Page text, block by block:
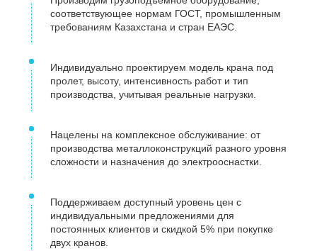
соответствующее нормам ГОСТ, промышленным
требованиям Казахстана и стран ЕАЭС.
Индивидуально проектируем модель крана под
пролет, высоту, интенсивность работ и тип
производства, учитывая реальные нагрузки.
Нацелены на комплексное обслуживание: от
производства металлоконструкций разного уровня
сложности и назначения до электрооснастки.
Поддерживаем доступный уровень цен с
индивидуальными предложениями для
постоянных клиентов и скидкой 5% при покупке
двух кранов.